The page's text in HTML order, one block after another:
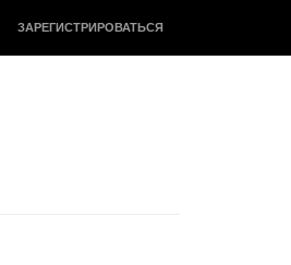
ЗАРЕГИСТРИРОВАТЬСЯ